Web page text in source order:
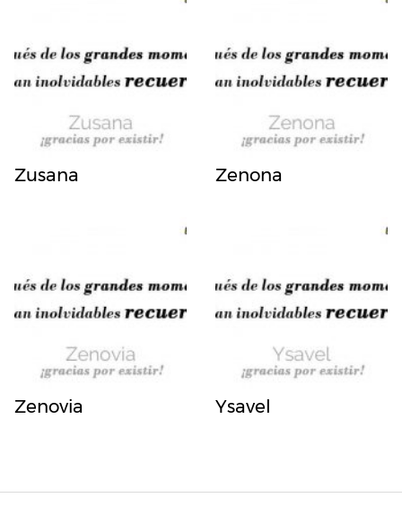
Zusana Zenona
Zenovia Ysavel